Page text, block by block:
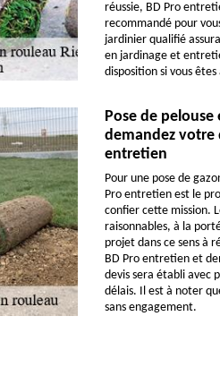
réussie, BD Pro
recommandé pour
jardinier qualifié
en jardinage et
disposition si vous êtes
Pose de pelouse
demandez votre
entretien
Pour une pose de
Pro entretien est le
confier cette mission.
raisonnables, à la
projet dans ce sens à
BD Pro entretien et
devis sera établi avec
délais. Il est à noter
sans engagement.